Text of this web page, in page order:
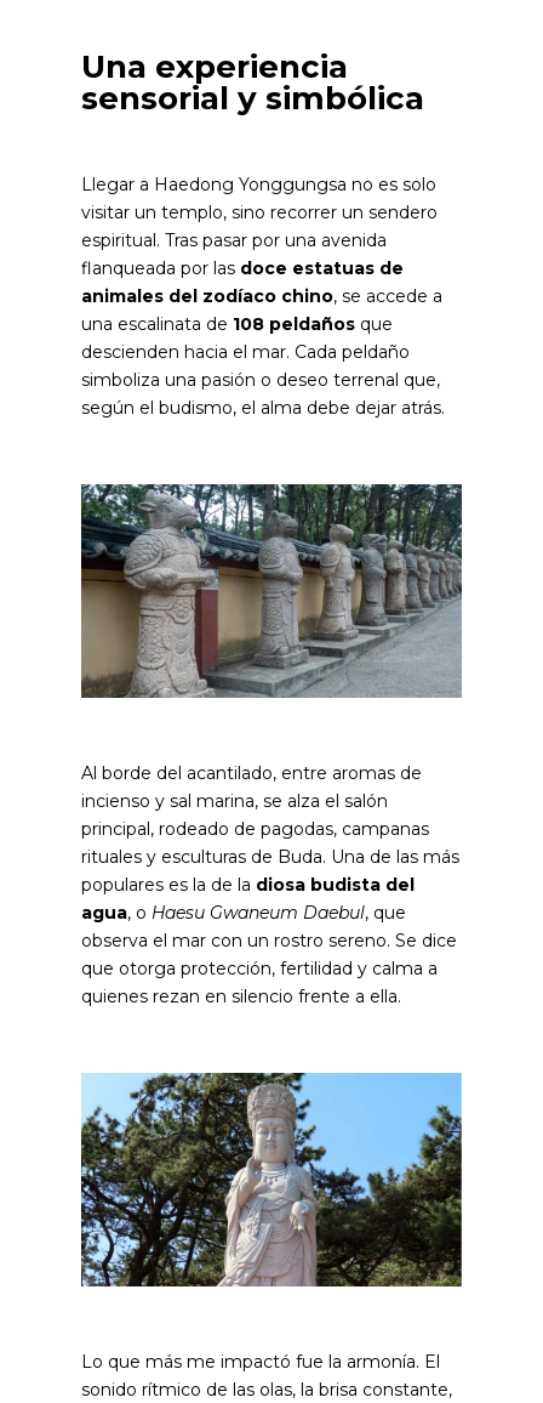
Una experiencia
sensorial y simbólica
Llegar a Haedong Yonggungsa no es solo
visitar un templo, sino recorrer un sendero
espiritual. Tras pasar por una avenida
flanqueada por las doce estatuas de
animales del zodíaco chino, se accede a
una escalinata de 108 peldaños que
descienden hacia el mar. Cada peldaño
simboliza una pasión o deseo terrenal que,
según el budismo, el alma debe dejar atrás.
Al borde del acantilado, entre aromas de
incienso y sal marina, se alza el salón
principal, rodeado de pagodas, campanas
rituales y esculturas de Buda. Una de las más
populares es la de la diosa budista del
agua, o Haesu Gwaneum Daebul, que
observa el mar con un rostro sereno. Se dice
que otorga protección, fertilidad y calma a
quienes rezan en silencio frente a ella.
Lo que más me impactó fue la armonía. El
sonido rítmico de las olas, la brisa constante,